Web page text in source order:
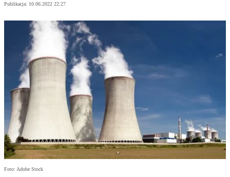
Publikacja: 10.06.2022 22:27
Foto: Adobe Stock